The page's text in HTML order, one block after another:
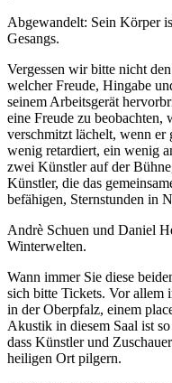
Abgewandelt: Sein Körper
Gesangs.
Vergessen wir bitte nicht
welcher Freude, Hingabe
seinem Arbeitsgerät
eine Freude zu beobachten,
verschmitzt lächelt, wenn er
wenig retardiert, ein wenig
zwei Künstler auf der
Künstler, die das
befähigen, Sternstunden in
Andrè Schuen und Daniel
Winterwelten.
Wann immer Sie diese
sich bitte Tickets. Vor allem
in der Oberpfalz, einem
Akustik in diesem Saal ist
dass Künstler und
heiligen Ort pilgern.